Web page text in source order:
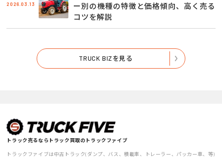
2026.03.13
ー別の機種の特徴と価格傾向、高く売る
コツを解説
TRUCK BIZを見る
トラック売るならトラック買取のトラックファイブ
トラックファイブは中古トラック(ダンプ、バス、積載車、トレーラー、パッカー車、等)